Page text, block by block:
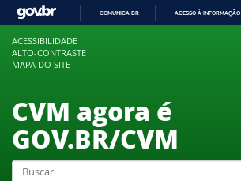
COMUNICA BR ACESSO À INFORMAÇÃO
ACESSIBILIDADE
ALTO-CONTRASTE
MAPA DO SITE
CVM agora é
GOV.BR/CVM